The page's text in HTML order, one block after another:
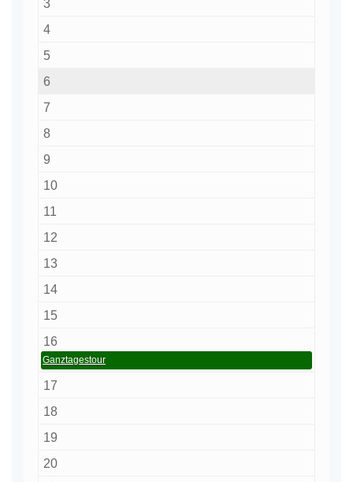
4
5
6
7
8
9
10
11
12
13
14
15
16
Ganztagestour
17
18
19
20